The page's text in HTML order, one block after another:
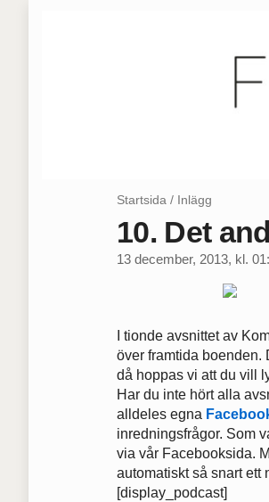
Startsida / Inlägg
10. Det
13 december, 2013, kl.
I tionde avsnittet av
över framtida boenden.
då hoppas vi att du vill
Har du inte hört alla
alldeles egna
inredningsfrågor. Som
via vår Facebooksida.
automatiskt så snart ett
[display_podcast]